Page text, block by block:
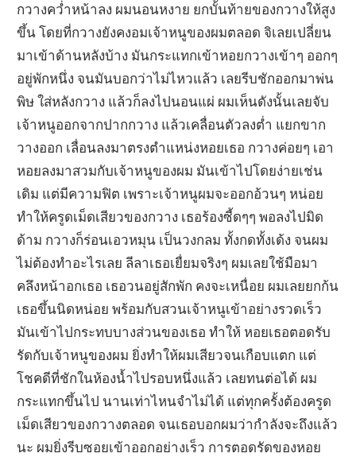
กวางคว่ำหน้าลง ผมนอนหงาย ยกบั้นท้ายของกวางให้สูง
ขึ้น โดยที่กวางยังคงอมเจ้าหนูของผมตลอด จิเลยเปลี่ยน
มาเข้าด้านหลังบ้าง มันกระแทกเข้าหอยกวางเข้าๆ ออกๆ
อยู่พักหนึ่ง จนมันบอกว่าไม่ไหวแล้ว เลยรีบชักออกมาพ่น
พิษ ใส่หลังกวาง แล้วก็ลงไปนอนแผ่ ผมเห็นดังนั้นเลยจับ
เจ้าหนูออกจากปากกวาง แล้วเคลื่อนตัวลงต่ำ แยกขาก
วางออก เลื่อนลงมาตรงตำแหน่งหอยเธอ กวางค่อยๆ เอา
หอยลงมาสวมกับเจ้าหนูของผม มันเข้าไปโดยง่ายเช่น
เดิม แต่มีความฟิต เพราะเจ้าหนูผมจะออกอ้วนๆ หน่อย
ทำให้ครูดเม็ดเสียวของกวาง เธอร้องซี้ดๆๆ พอลงไปมิด
ด้าม กวางก็ร่อนเอวหมุน เป็นวงกลม ทั้งกดทั้งเด้ง จนผม
ไม่ต้องทำอะไรเลย ลีลาเธอเยื่ยมจริงๆ ผมเลยใช้มือมา
คลึงหน้าอกเธอ เธอวนอยู่สักพัก คงจะเหนื่อย ผมเลยยกก้น
เธอขึ้นนิดหน่อย พร้อมกับสวนเจ้าหนูเข้าอย่างรวดเร็ว
มันเข้าไปกระทบบางส่วนของเธอ ทำให้ หอยเธอตอดรับ
รัดกับเจ้าหนูของผม ยิ่งทำให้ผมเสียวจนเกือบแตก แต่
โชคดีที่ชักในห้องน้ำไปรอบหนึ่งแล้ว เลยทนต่อได้ ผม
กระแทกขึ้นไป นานเท่าไหนจำไม่ได้ แต่ทุกครั้งต้องครูด
เม็ดเสียวของกวางตลอด จนเธอบอกผมว่ากำลังจะถึงแล้ว
นะ ผมยิ่งรีบซอยเข้าออกอย่างเร็ว การตอดรัดของหอย